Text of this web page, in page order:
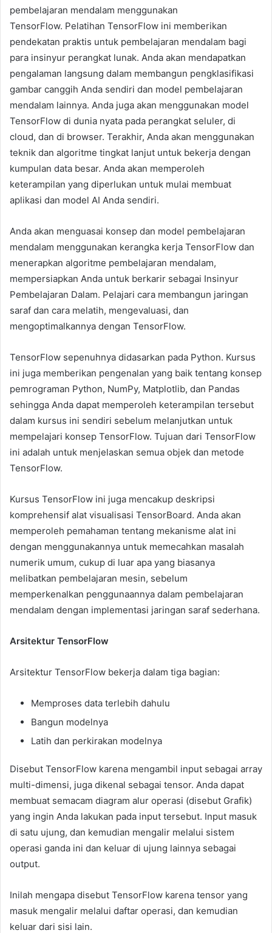
pembelajaran mendalam menggunakan
TensorFlow. Pelatihan TensorFlow ini memberikan
pendekatan praktis untuk pembelajaran mendalam bagi
para insinyur perangkat lunak. Anda akan mendapatkan
pengalaman langsung dalam membangun pengklasifikasi
gambar canggih Anda sendiri dan model pembelajaran
mendalam lainnya. Anda juga akan menggunakan model
TensorFlow di dunia nyata pada perangkat seluler, di
cloud, dan di browser. Terakhir, Anda akan menggunakan
teknik dan algoritme tingkat lanjut untuk bekerja dengan
kumpulan data besar. Anda akan memperoleh
keterampilan yang diperlukan untuk mulai membuat
aplikasi dan model AI Anda sendiri.
Anda akan menguasai konsep dan model pembelajaran
mendalam menggunakan kerangka kerja TensorFlow dan
menerapkan algoritme pembelajaran mendalam,
mempersiapkan Anda untuk berkarir sebagai Insinyur
Pembelajaran Dalam. Pelajari cara membangun jaringan
saraf dan cara melatih, mengevaluasi, dan
mengoptimalkannya dengan TensorFlow.
TensorFlow sepenuhnya didasarkan pada Python. Kursus
ini juga memberikan pengenalan yang baik tentang konsep
pemrograman Python, NumPy, Matplotlib, dan Pandas
sehingga Anda dapat memperoleh keterampilan tersebut
dalam kursus ini sendiri sebelum melanjutkan untuk
mempelajari konsep TensorFlow. Tujuan dari TensorFlow
ini adalah untuk menjelaskan semua objek dan metode
TensorFlow.
Kursus TensorFlow ini juga mencakup deskripsi
komprehensif alat visualisasi TensorBoard. Anda akan
memperoleh pemahaman tentang mekanisme alat ini
dengan menggunakannya untuk memecahkan masalah
numerik umum, cukup di luar apa yang biasanya
melibatkan pembelajaran mesin, sebelum
memperkenalkan penggunaannya dalam pembelajaran
mendalam dengan implementasi jaringan saraf sederhana.
Arsitektur TensorFlow
Arsitektur TensorFlow bekerja dalam tiga bagian:
Memproses data terlebih dahulu
Bangun modelnya
Latih dan perkirakan modelnya
Disebut TensorFlow karena mengambil input sebagai array
multi-dimensi, juga dikenal sebagai tensor. Anda dapat
membuat semacam diagram alur operasi (disebut Grafik)
yang ingin Anda lakukan pada input tersebut. Input masuk
di satu ujung, dan kemudian mengalir melalui sistem
operasi ganda ini dan keluar di ujung lainnya sebagai
output.
Inilah mengapa disebut TensorFlow karena tensor yang
masuk mengalir melalui daftar operasi, dan kemudian
keluar dari sisi lain.